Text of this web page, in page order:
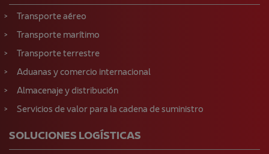
Transporte aéreo
Transporte marítimo
Transporte terrestre
Aduanas y comercio internacional
Almacenaje y distribución
Servicios de valor para la cadena de suministro
SOLUCIONES LOGÍSTICAS